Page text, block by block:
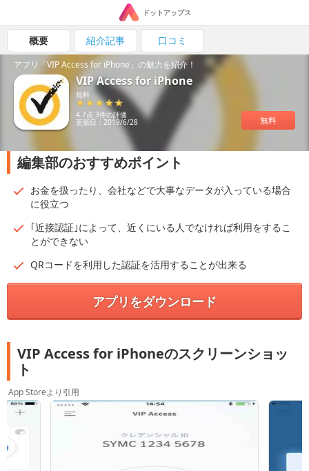
ドットアップス
概要 紹介記事 口コミ
アプリ「VIP Access for iPhone」の魅力を紹介！
VIP Access for iPhone
無料
4.7点 3件の評価
更新日：2019/6/28 無料
編集部のおすすめポイント
お金を扱ったり、会社などで大事なデータが入っている場合
に役立つ
｢近接認証｣によって、近くにいる人でなければ利用をするこ
とができない
QRコードを利用した認証を活用することが出来る
アプリをダウンロード
VIP Access for iPhoneのスクリーンショッ
ト
App Storeより引用